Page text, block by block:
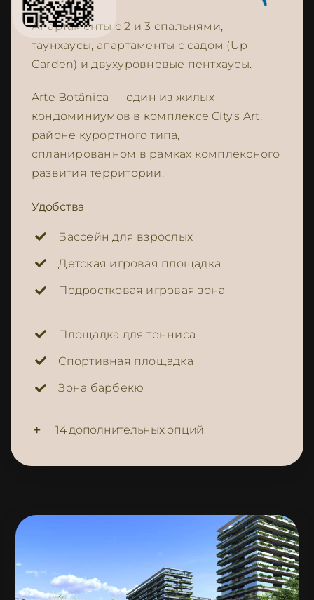
Апартаменты с 2 и 3 спальнями,
таунхаусы, апартаменты с садом (Up
Garden) и двухуровневые пентхаусы.
Arte Botânica — один из жилых
кондоминиумов в комплексе City’s Art,
районе курортного типа,
спланированном в рамках комплексного
развития территории.
Удобства
Бассейн для взрослых
Детская игровая площадка
Подростковая игровая зона
Площадка для тенниса
Спортивная площадка
Зона барбекю
14 дополнительных опций